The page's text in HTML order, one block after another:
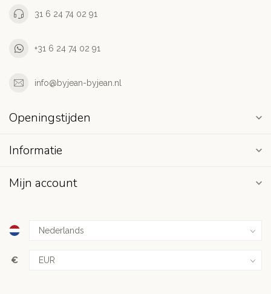
31 6 24 74 02 91
+31 6 24 74 02 91
info@byjean-byjean.nl
Openingstijden
Informatie
Mijn account
€